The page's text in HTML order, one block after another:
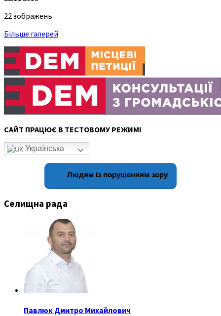
22 зображень
Більше галерей
САЙТ ПРАЦЮЄ В ТЕСТОВОМУ РЕЖИМІ
Українська
Людям із порушенням зору
Селищна рада
Павлюк Дмитро Михайлович